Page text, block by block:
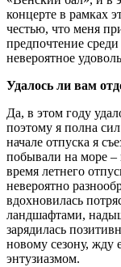
концерте в рамках
честью, что меня
предпочтение
невероятное
Удалось ли вам
Да, в этом году
поэтому я полна
начале отпуска я
побывали на море
время летнего
невероятно
вдохновилась
ландшафтами,
зарядилась
новому сезону, жду
энтузиазмом.